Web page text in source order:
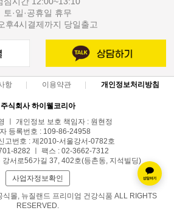
토·일·공휴일 휴무
후4시결제까지 당일출고
항 이용약관 개인정보처리방침
주식회사 하이웰코리아
ㅣ 개인정보 보호 책임자 : 원현정
등록번호 : 109-86-24958
고번호 : 제2010-서울강서-0782호
8282 ㅣ 팩스 : 02-3662-7312
강서로56가길 37, 402호(등촌동, 지석빌딩)
사업자정보확인
몰, 뉴질랜드 프리미엄 건강식품 ALL RIGHTS
RESERVED.